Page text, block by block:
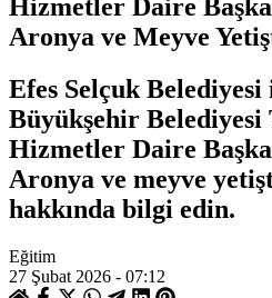
Hizmetler Daire
Aronya ve Meyve
Efes Selçuk
Büyükşehir Belediyesi
Hizmetler Daire
Aronya ve meyve
hakkında bilgi edin.
Eğitim
27 Şubat 2026 - 07:12